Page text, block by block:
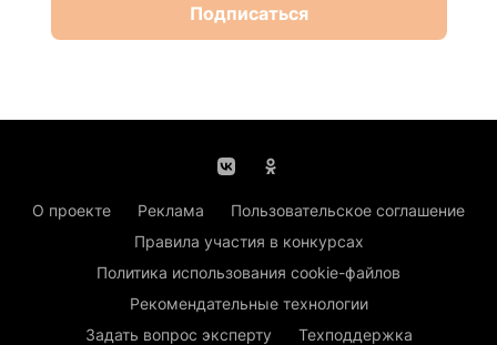
Подписаться
О проекте Реклама
Пользовательское соглашение
Правила участия в конкурсах
Политика использования cookie-файлов
Рекомендательные технологии
Задать вопрос эксперту
Техподдержка